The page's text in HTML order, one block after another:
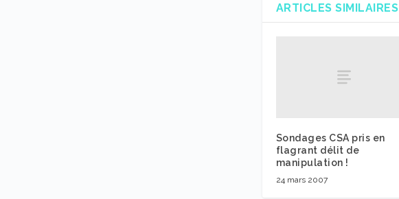
ARTICLES SIMILAIRES
Sondages CSA pris en
flagrant délit de
manipulation !
24 mars 2007